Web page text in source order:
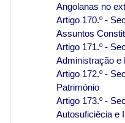
Angolanas no
Artigo 170.º -
Assuntos
Artigo 171.º -
Administração e
Artigo 172.º -
Património
Artigo 173.º -
Autosuficiêcia e